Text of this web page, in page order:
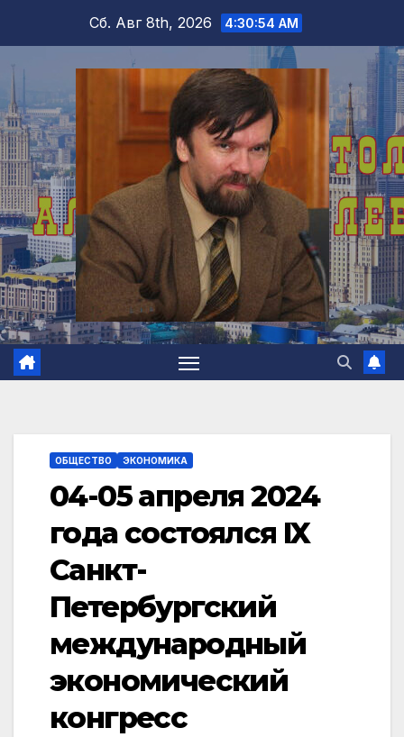
содержимому
Сб. Авг 8th, 2026 4:30:55 AM
ОБЩЕСТВО ЭКОНОМИКА
04-05 апреля 2024
года состоялся IX
Санкт-
Петербургский
международный
экономический
конгресс